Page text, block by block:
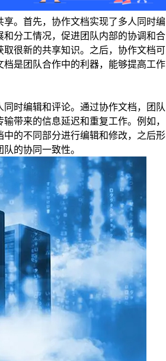
。首先，协作文档实现了多人同时编
分工情况，促进团队内部的协调和合
很新的共享知识。之后，协作文档可
是团队合作中的利器，能够提高工作
时编辑和评论。通过协作文档，团队
带来的信息延迟和重复工作。例如，
的不同部分进行编辑和修改，之后形
的协同一致性。